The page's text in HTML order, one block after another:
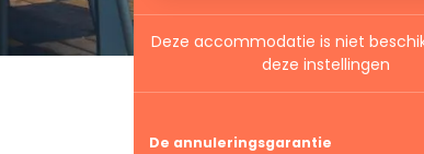
Deze accommodatie is niet
deze instellingen
De annuleringsgarantie